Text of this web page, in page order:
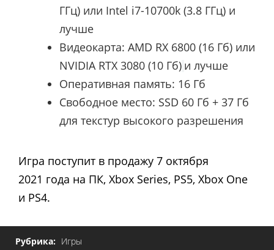
ГГц) или Intel i7-10700k (3.8 ГГц) и
лучше
Видеокарта: AMD RX 6800 (16 Гб) или
NVIDIA RTX 3080 (10 Гб) и лучше
Оперативная память: 16 Гб
Свободное место: SSD 60 Гб + 37 Гб
для текстур высокого разрешения
Игра поступит в продажу 7 октября
2021 года на ПК, Xbox Series, PS5, Xbox One
и PS4.
Рубрика: Игры